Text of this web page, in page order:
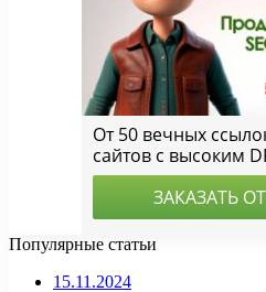
Популярные статьи
15.11.2024